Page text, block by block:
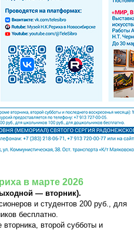
в марте 2026
— вторник).
и студентов 200 руб., для
бесплатно.
вторника, второй субботы и